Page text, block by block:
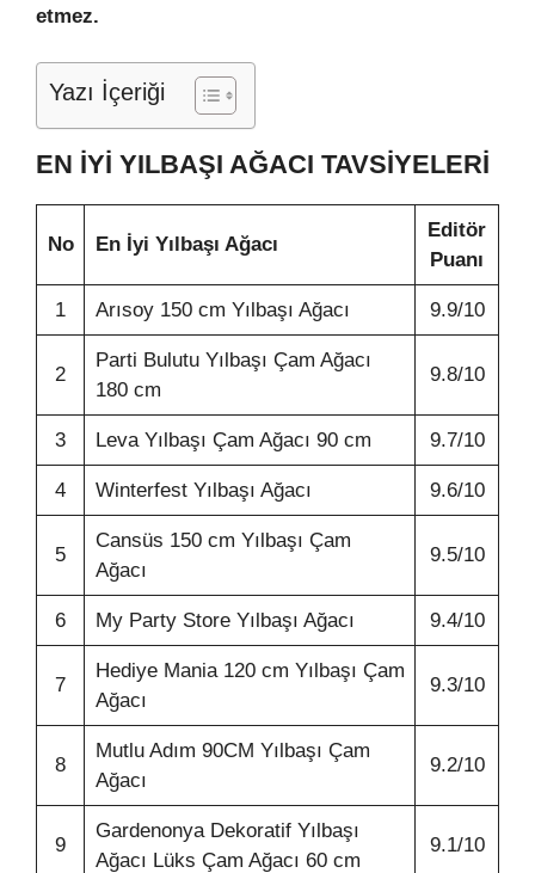
etmez.
Yazı İçeriği
EN İYI YILBAŞI AĞACI TAVSIYELERI
No En İyi Yılbaşı Ağacı
Editör
Puanı
1 Arısoy 150 cm Yılbaşı Ağacı 9.9/10
2
Parti Bulutu Yılbaşı Çam Ağacı
180 cm
9.8/10
3 Leva Yılbaşı Çam Ağacı 90 cm 9.7/10
4 Winterfest Yılbaşı Ağacı 9.6/10
5
Cansüs 150 cm Yılbaşı Çam
Ağacı
9.5/10
6 My Party Store Yılbaşı Ağacı 9.4/10
7
Hediye Mania 120 cm Yılbaşı Çam
Ağacı
9.3/10
8
Mutlu Adım 90CM Yılbaşı Çam
Ağacı
9.2/10
9
Gardenonya Dekoratif Yılbaşı
Ağacı Lüks Çam Ağacı 60 cm
9.1/10